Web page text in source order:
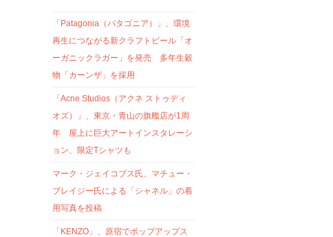
「Patagonia（パタゴニア）」、環境
再生につながる新クラフトビール「オ
ーガニックラガー」を発売 多年生穀
物「カーンザ」を採用
「Acne Studios（アクネ ストゥディ
オズ）」、東京・青山の旗艦店が1周
年 屋上に巨大アートインスタレーシ
ョン、限定Tシャツも
マーク・ジェイコブス氏、マチュー・
ブレイジー氏による「シャネル」の着
用写真を投稿
「KENZO」、原宿でポップアップス